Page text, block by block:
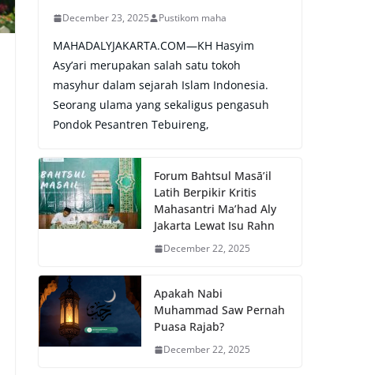
December 23, 2025 Pustikom maha
MAHADALYJAKARTA.COM—KH Hasyim
Asy’ari merupakan salah satu tokoh
masyhur dalam sejarah Islam Indonesia.
Seorang ulama yang sekaligus pengasuh
Pondok Pesantren Tebuireng,
Forum Bahtsul Masā’il
Latih Berpikir Kritis
Mahasantri Ma’had Aly
Jakarta Lewat Isu Rahn
December 22, 2025
Apakah Nabi
Muhammad Saw Pernah
Puasa Rajab?
December 22, 2025